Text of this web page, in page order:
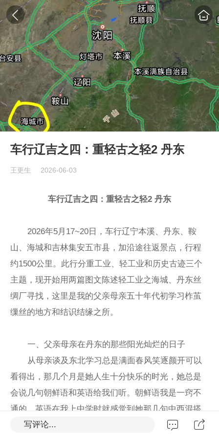
车行辽吉之四：重轻古之轻2 丹东
王更生 2026-06-03
车行辽吉之四：重轻古之轻2 丹东
2026年5月17~20日，车行辽宁本溪、丹东、鞍
山、海城和吉林集安五市县，加沿途往返景点，行程
约1500公里。此行分重工业、轻工业和历史古迹三个
主题，现开始用两篇图文陈述轻工业之海城、丹东丝
绸厂寻找，这里是我的父亲母亲五十年代初学习柞茧
缫丝的地方和结识结缘之所。
一、父亲母亲在丹东的那些阳光灿烂的日子
从母亲谈及东北学习总是满面春风笑逐颜开可以
看得出，那几个月是她人生十分快乐的时光，她总是
会说几句朝鲜语和英语给我们听。朝鲜语我是一窍不
通的，英语在我上中学时就感觉到她那几句中西混搭
的"打ball，打ball，play basketball”就不算什么了，但
写评论...